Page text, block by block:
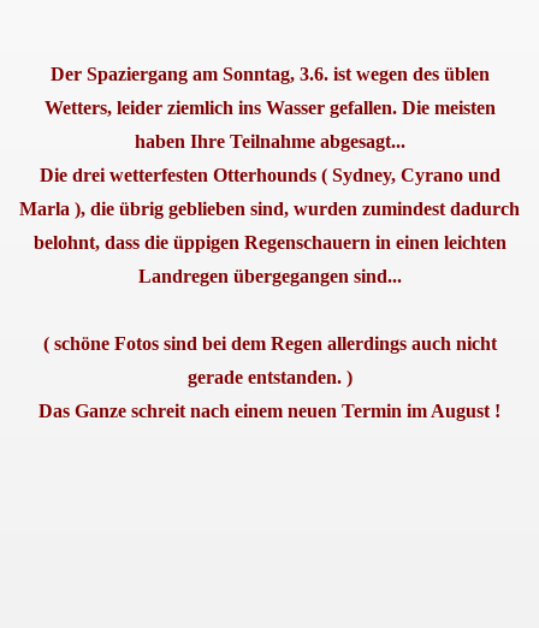
Der Spaziergang am Sonntag, 3.6. ist wegen des üblen
Wetters, leider ziemlich ins Wasser gefallen. Die meisten
haben Ihre Teilnahme abgesagt...
Die drei wetterfesten Otterhounds ( Sydney, Cyrano und
Marla ), die übrig geblieben sind, wurden zumindest dadurch
belohnt, dass die üppigen Regenschauern in einen leichten
Landregen übergegangen sind...
( schöne Fotos sind bei dem Regen allerdings auch nicht
gerade entstanden. )
Das Ganze schreit nach einem neuen Termin im August !